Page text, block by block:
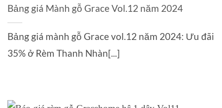
Bảng giá Mành gỗ Grace Vol.12 năm 2024
Bảng giá mành gỗ Grace vol.12 năm 2024: Ưu đãi
35% ở Rèm Thanh Nhàn[...]